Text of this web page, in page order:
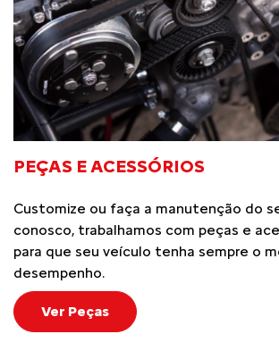
PEÇAS E ACESSÓRIOS
Customize ou faça a manutenção do
conosco, trabalhamos com peças e
para que seu veículo tenha sempre o
desempenho.
Ver Peças